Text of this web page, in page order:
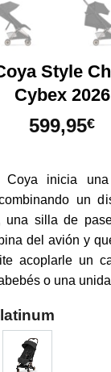
Style
Cybex 2026
599,95€
Coya inicia
un
una silla de
del avión y
acoplarle un
o una